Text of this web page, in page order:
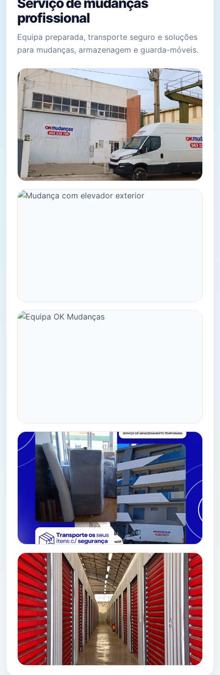
Serviço de mudanças
profissional
Equipa preparada, transporte seguro e soluções
para mudanças, armazenagem e guarda-móveis.